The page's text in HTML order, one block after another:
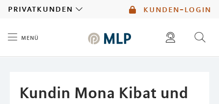
kunden-login
privatkunden
menü
Kundin Mona Kibat und